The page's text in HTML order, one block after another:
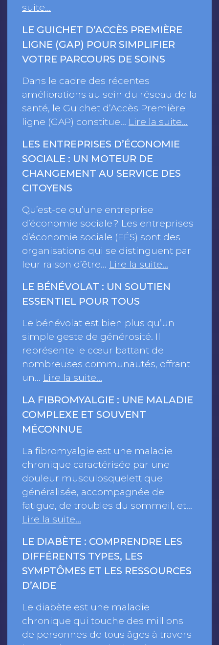
suite…
LE GUICHET D’ACCÈS PREMIÈRE
LIGNE (GAP) POUR SIMPLIFIER
VOTRE PARCOURS DE SOINS
Dans le cadre des récentes
améliorations au sein du réseau de la
santé, le Guichet d’Accès Première
ligne (GAP) constitue… Lire la suite…
LES ENTREPRISES D’ÉCONOMIE
SOCIALE : UN MOTEUR DE
CHANGEMENT AU SERVICE DES
CITOYENS
Qu’est-ce qu’une entreprise
d’économie sociale ? Les entreprises
d’économie sociale (EÉS) sont des
organisations qui se distinguent par
leur raison d’être… Lire la suite…
LE BÉNÉVOLAT : UN SOUTIEN
ESSENTIEL POUR TOUS
Le bénévolat est bien plus qu’un
simple geste de générosité. Il
représente le cœur battant de
nombreuses communautés, offrant
un… Lire la suite…
LA FIBROMYALGIE : UNE MALADIE
COMPLEXE ET SOUVENT
MÉCONNUE
La fibromyalgie est une maladie
chronique caractérisée par une
douleur musculosquelettique
généralisée, accompagnée de
fatigue, de troubles du sommeil, et…
Lire la suite…
LE DIABÈTE : COMPRENDRE LES
DIFFÉRENTS TYPES, LES
SYMPTÔMES ET LES RESSOURCES
D’AIDE
Le diabète est une maladie
chronique qui touche des millions
de personnes de tous âges à travers